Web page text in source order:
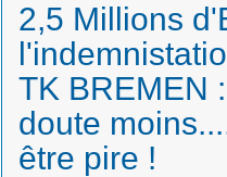
2,5 Millions
TK BREMEN
doute
être pire !